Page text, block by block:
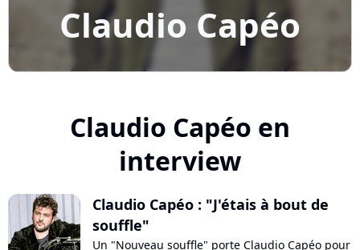
Claudio Capéo
Claudio Capéo en
interview
Claudio Capéo : "J'étais à bout de
souffle"
Un "Nouveau souffle" porte Claudio Capéo pour